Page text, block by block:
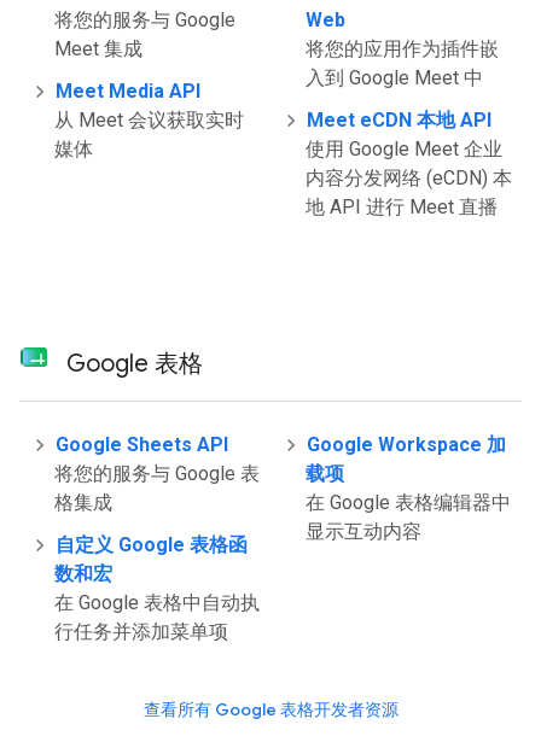
将您的服务与 Google
Meet 集成
Meet Media API
从 Meet 会议获取实时
媒体
Web
将您的应用作为插件嵌
入到 Google Meet 中
Meet eCDN 本地 API
使用 Google Meet 企业
内容分发网络 (eCDN) 本
地 API 进行 Meet 直播
Google 表格
Google Sheets API
将您的服务与 Google 表
格集成
自定义 Google 表格函
数和宏
在 Google 表格中自动执
行任务并添加菜单项
Google Workspace 加
载项
在 Google 表格编辑器中
显示互动内容
查看所有 Google 表格开发者资源